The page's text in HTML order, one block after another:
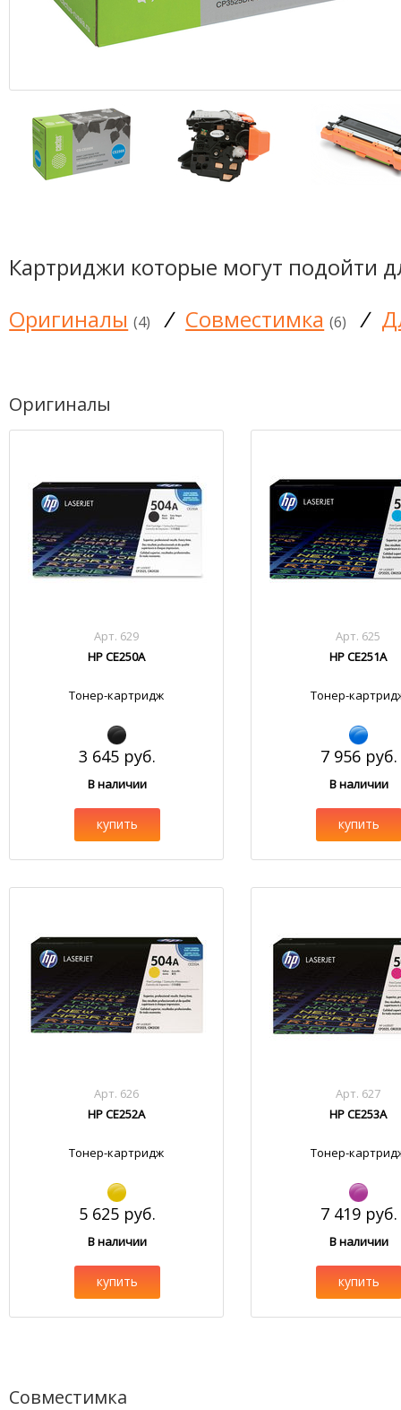
Картриджи которые могут подойти
Оригиналы (4) / Совместимка (6) /
Оригиналы
Арт. 629
HP CE250A
Тонер-картридж
3 645 руб.
В наличии
купить
Арт. 625
HP CE251A
Тонер-
7 956 руб.
В наличии
купить
Арт. 626
HP CE252A
Тонер-картридж
5 625 руб.
В наличии
купить
Арт. 627
HP CE253A
Тонер-
7 419 руб.
В наличии
купить
Совместимка